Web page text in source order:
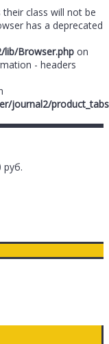
class will not be
has a deprecated
Browser.php on
- headers
journal2/
руб.